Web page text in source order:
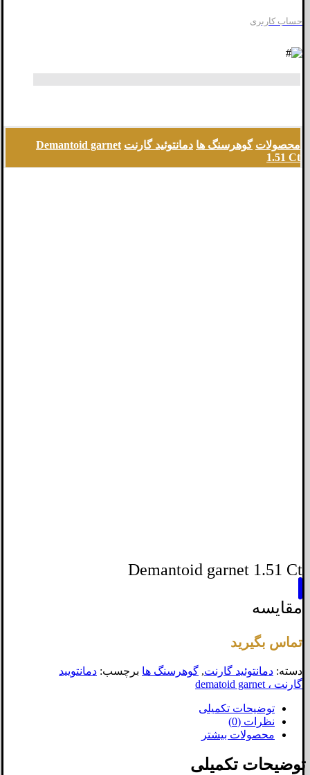
حساب کاربری
محصولات گوهرسنگ ها دمانتوئید گارنت Demantoid garnet
1.51 Ct
Demantoid garnet 1.51 Ct
مقایسه
تماس بگیرید
دسته: دمانتوئید گارنت, گوهرسنگ ها برچسب: دمانتویید
گارنت ، dematoid garnet
توضیحات تکمیلی
نظرات (0)
محصولات بیشتر
توضیحات تکمیلی